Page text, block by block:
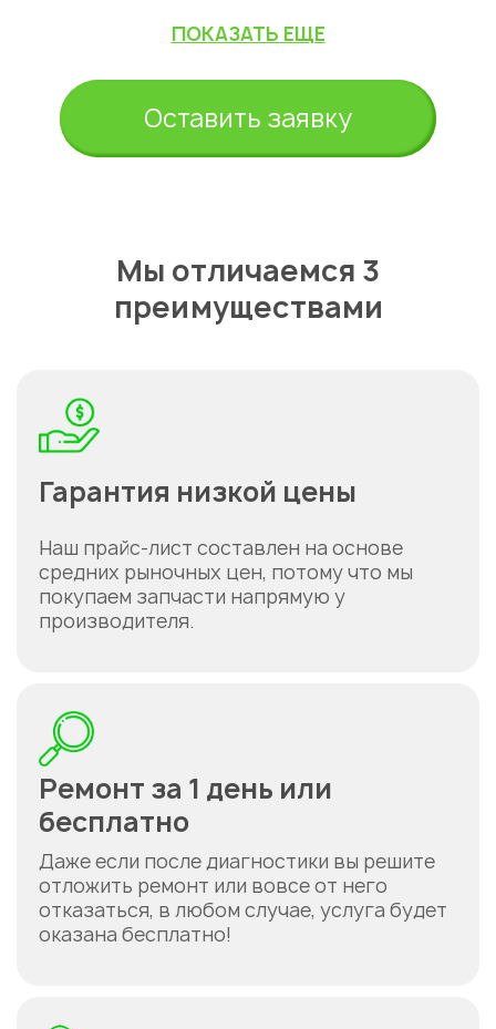
ПОКАЗАТЬ ЕЩЕ
Оставить заявку
Мы отличаемся 3
преимуществами
Гарантия низкой цены
Наш прайс-лист составлен на основе
средних рыночных цен, потому что мы
покупаем запчасти напрямую у
производителя.
Ремонт за 1 день или
бесплатно
Даже если после диагностики вы решите
отложить ремонт или вовсе от него
отказаться, в любом случае, услуга будет
оказана бесплатно!